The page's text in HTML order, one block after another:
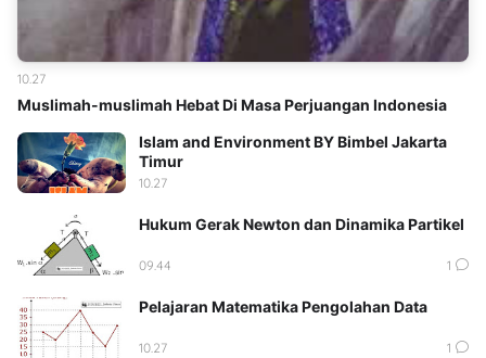
Muslimah-muslimah Hebat Di Masa Perjuangan Indonesia
10.27
Islam and Environment BY Bimbel Jakarta
Timur
10.27
Hukum Gerak Newton dan Dinamika Partikel
09.44 1
Pelajaran Matematika Pengolahan Data
10.27 1